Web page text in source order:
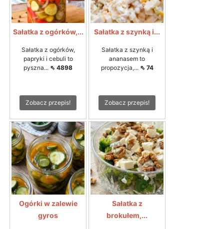
Sałatka z ogórków,...
Sałatka z ogórków,
papryki i cebuli to
pyszna... ⇖ 4898
Zobacz przepis!
Sałatka z szynką i...
Sałatka z szynką i
ananasem to
propozycja,... ⇖ 74
Zobacz przepis!
Ogórki w zalewie
gyros
Sałatka z
brokułem,...